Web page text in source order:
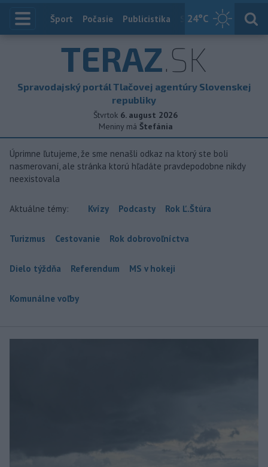
24°C
Index
Šport Počasie Publicistika Slovensko
TERAZ.SK
Spravodajský portál Tlačovej agentúry Slovenskej
republiky
Štvrtok 6. august 2026
Meniny má Štefánia
Úprimne ľutujeme, že sme nenašli odkaz na ktorý ste boli
nasmerovaní, ale stránka ktorú hľadáte pravdepodobne nikdy
neexistovala
Aktuálne témy: Kvízy Podcasty Rok Ľ.Štúra
Turizmus Cestovanie Rok dobrovoľníctva
Dielo týždňa Referendum MS v hokeji
Komunálne voľby